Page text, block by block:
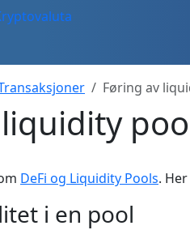
Føring av
DeFi og Liquidity Pools.
i en pool